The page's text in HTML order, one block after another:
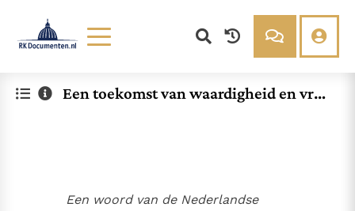
Documenten
Over RK Documenten
Een toekomst van waardigheid en vred
Een woord van de Nederlandse